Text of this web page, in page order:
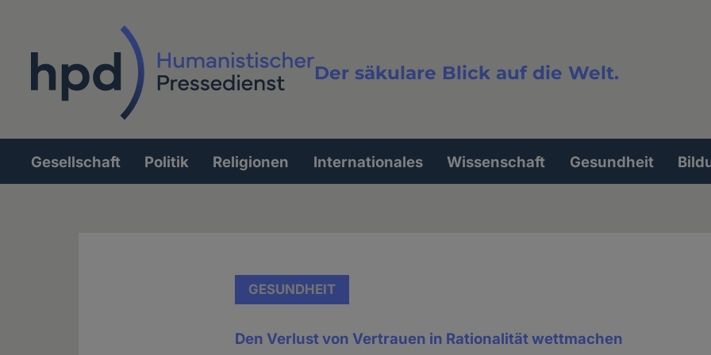
Der säkulare Blick auf die Welt.
Volltextsuche
Hauptnavigation
Gesellschaft Politik Religionen Internationales Wissenschaft Gesundheit
GESUNDHEIT
Den Verlust von Vertrauen in Rationalität wettmachen